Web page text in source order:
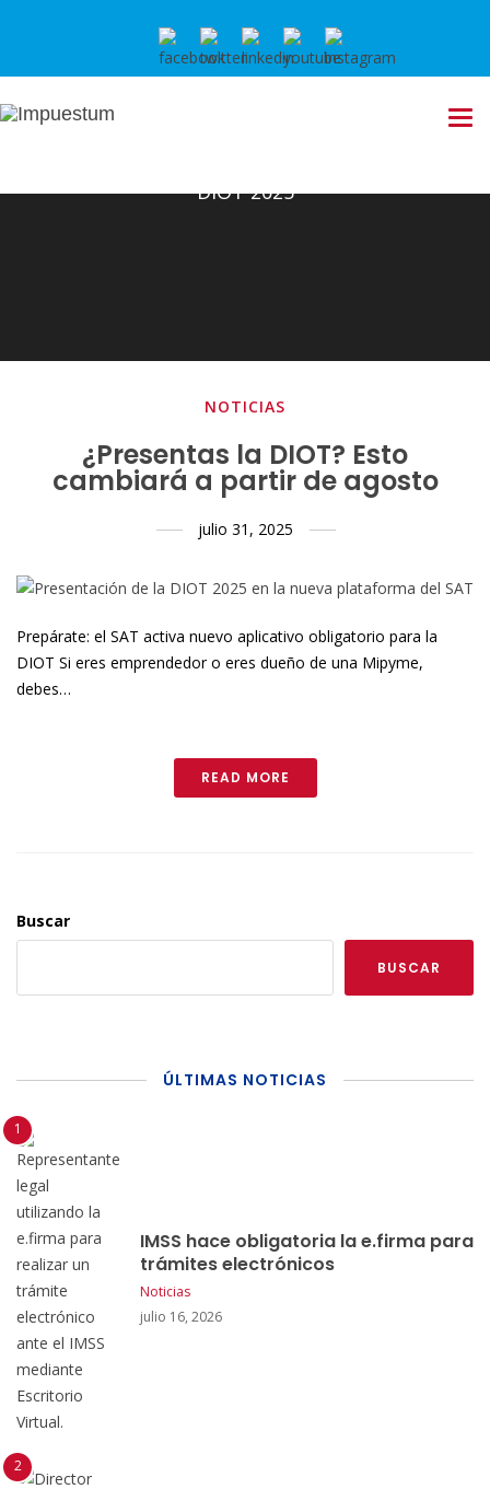
DIOT 2025
NOTICIAS
¿Presentas la DIOT? Esto
cambiará a partir de agosto
julio 31, 2025
Prepárate: el SAT activa nuevo aplicativo obligatorio para la
DIOT Si eres emprendedor o eres dueño de una Mipyme,
debes…
READ MORE
Buscar
BUSCAR
ÚLTIMAS NOTICIAS
IMSS hace obligatoria la e.firma para
trámites electrónicos
Noticias
julio 16, 2026